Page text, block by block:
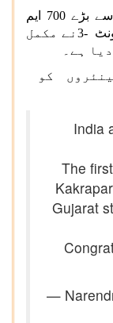
گجرات میں اندرون ملک تیار پہلے سب سے بڑے 700 ایم
ڈبلیو ای کھڑ ک پور نیوکلیائی پاور پلانٹ یونٹ -3نے مکمل
ہے۔
کو
India
The
Gujarat
—